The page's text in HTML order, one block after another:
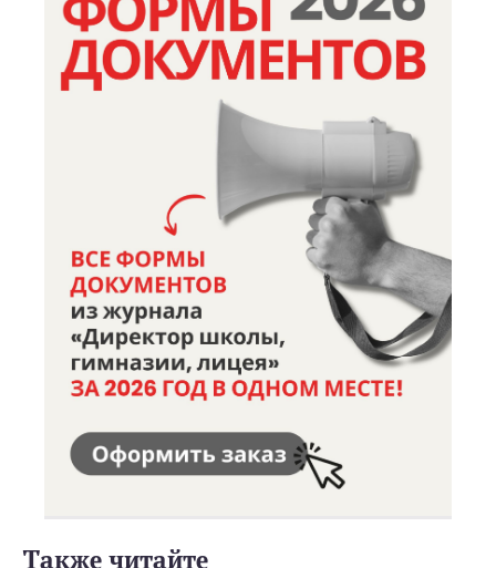
Также читайте